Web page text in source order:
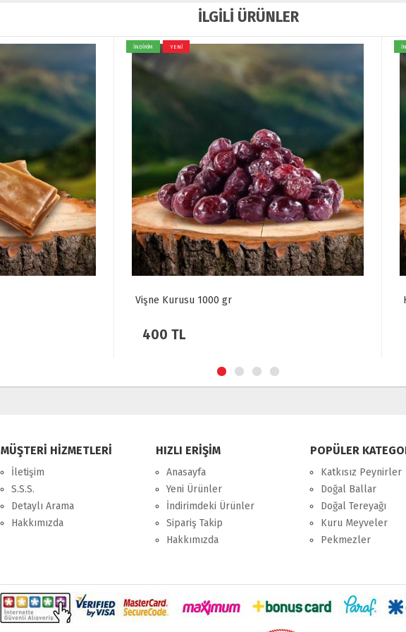
İLGİLİ ÜRÜNLER
İNDİRİM YENİ
Kızılcık Kurusu 1000 gr
300 TL
MÜŞTERİ HİZMETLERİ
İletişim
S.S.S.
Detaylı Arama
Hakkımızda
HIZLI ERİŞİM
Anasayfa
Yeni Ürünler
İndirimdeki Ürünler
Sipariş Takip
Hakkımızda
POPÜLER
Katkısız Peynirler
Doğal Ballar
Doğal Tereyağı
Kuru Meyveler
Pekmezler